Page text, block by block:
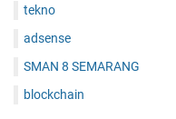
tekno
adsense
SMAN 8 SEMARANG
blockchain